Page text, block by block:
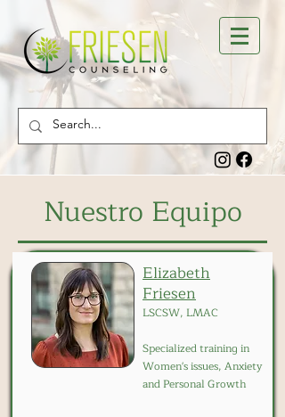
Nuestro Equipo
Elizabeth
Friesen
LSCSW, LMAC
Specialized training in
Women's issues, Anxiety
and Personal Growth